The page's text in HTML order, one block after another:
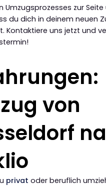
Umzugsprozesses zur
du dich in deinem neuen
Kontaktiere uns jetzt und
von
privat oder beruflich